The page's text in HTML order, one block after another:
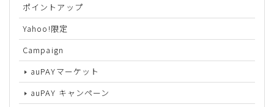
ポイントアップ
Yahoo!限定
Campaign
auPAYマーケット
auPAY キャンペーン